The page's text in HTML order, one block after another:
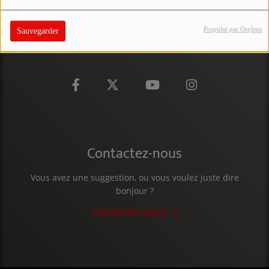
Sauvegarder Propulsé par Orejime
JEUX CONCOURS
VENEZ DANS LE PUBLIC !
L'ŒIL DE L'OIE | PRÉSENTATION
VIDÉOS | L’ŒIL DE L'OIE
Contactez-nous
Vous avez une suggestion, ou vous voulez juste dire
bonjour ?
CONTACTEZ-NOUS